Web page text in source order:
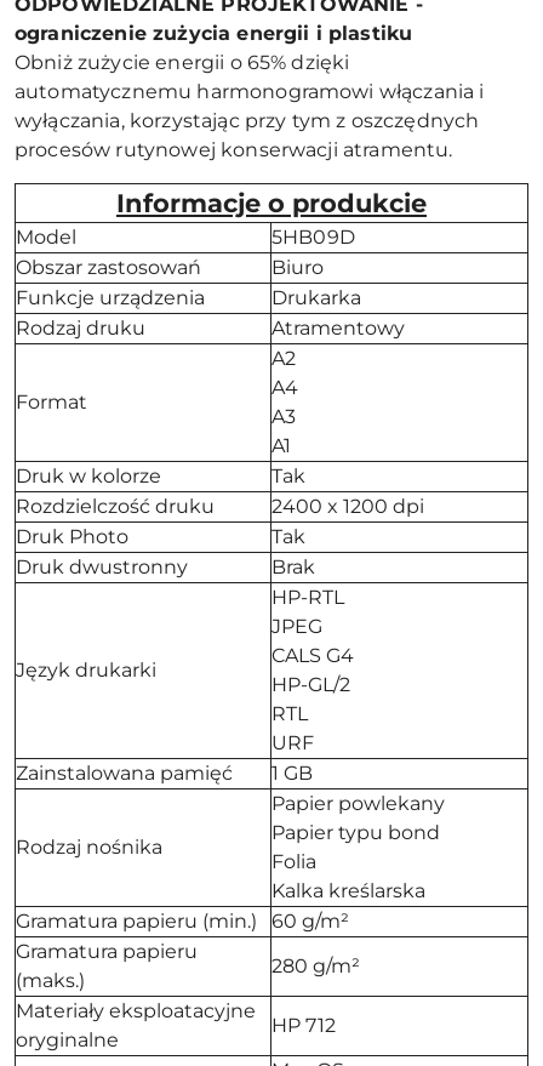
ograniczenie zużycia energii i plastiku
Obniż zużycie energii o 65% dzięki
automatycznemu harmonogramowi włączania i
wyłączania, korzystając przy tym z oszczędnych
procesów rutynowej konserwacji atramentu.
Informacje o produkcie
Model
5HB09D
Obszar zastosowań
Biuro
Funkcje urządzenia
Drukarka
Rodzaj druku
Atramentowy
Format
A2
A4
A3
A1
Druk w kolorze
Tak
Rozdzielczość druku
2400 x 1200 dpi
Druk Photo
Tak
Druk dwustronny
Brak
Język drukarki
HP-RTL
JPEG
CALS G4
HP-GL/2
RTL
URF
Zainstalowana pamięć
1 GB
Rodzaj nośnika
Papier powlekany
Papier typu bond
Folia
Kalka kreślarska
Gramatura papieru (min.)
60 g/m²
Gramatura papieru
(maks.)
280 g/m²
Materiały eksploatacyjne
oryginalne
HP 712